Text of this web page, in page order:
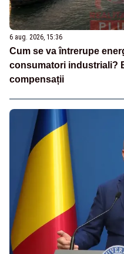
6 aug. 2026, 15:36
Cum se va întrerupe
consumatori industriali?
compensații